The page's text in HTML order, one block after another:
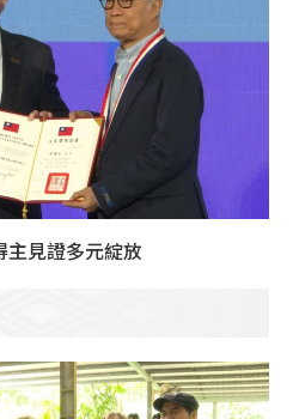
見證多元綻放